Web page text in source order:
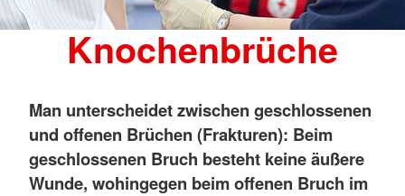
Knochenbrüche
Man unterscheidet zwischen geschlossenen
und offenen Brüchen (Frakturen): Beim
geschlossenen Bruch besteht keine äußere
Wunde, wohingegen beim offenen Bruch im